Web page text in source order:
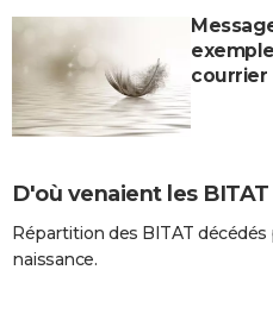
courrier
D'où venaient les
Répartition des BITAT
naissance.